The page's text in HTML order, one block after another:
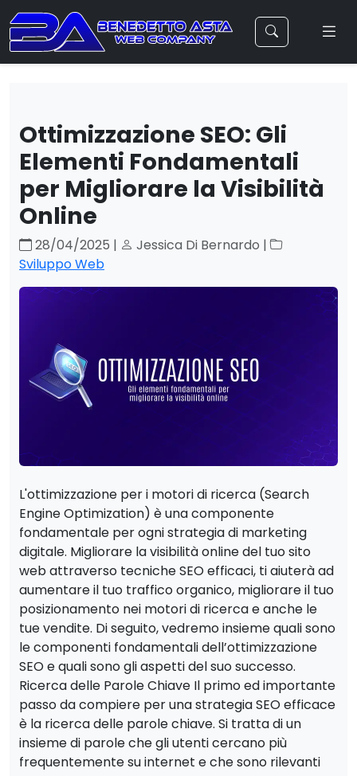
Ottimizzazione SEO: Gli
Elementi Fondamentali
per Migliorare la Visibilità
Online
28/04/2025 |
Jessica Di Bernardo |
Sviluppo Web
L'ottimizzazione per i motori di ricerca (Search
Engine Optimization) è una componente
fondamentale per ogni strategia di marketing
digitale. Migliorare la visibilità online del tuo sito
web attraverso tecniche SEO efficaci, ti aiuterà ad
aumentare il tuo traffico organico, migliorare il tuo
posizionamento nei motori di ricerca e anche le
tue vendite. Di seguito, vedremo insieme quali sono
le componenti fondamentali dell’ottimizzazione
SEO e quali sono gli aspetti del suo successo.
Ricerca delle Parole Chiave Il primo ed importante
passo da compiere per una strategia SEO efficace
è la ricerca delle parole chiave. Si tratta di un
insieme di parole che gli utenti cercano più
frequentemente su internet e che sono rilevanti